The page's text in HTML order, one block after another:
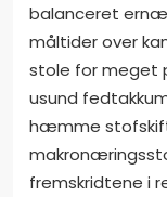
balanceret
måltider over
stole for meget
usund
hæmme
fremskridtene i